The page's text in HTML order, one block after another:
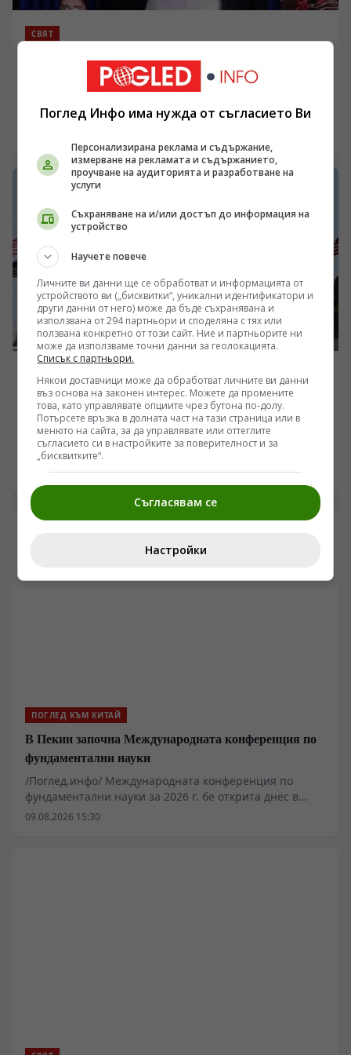
СВЯТ
Преговори под прицел: Вашингтон засилва
разузнавателната подкрепа за Киев въпреки
дипломатическите сигнали
на разузнавателно сътрудничество между САЩ и Киев
върви паралелно със засилване на оперативния
натиск. Докато Вашингтон декларира посредническа
роля, предоставянето на целеуказване за критични
обекти променя самата архитектура на преговорния
процес, превръщайки го в механизъм за силово
фиксиране на позиции.
СВЯТ
Сенатът на САЩ прие закона "Греъм": 100% мита
за купувачите на руски петрол и газ
/Поглед.инфо/ Американският Сенат прие с голямо
мнозинство законопроекта за затягане на санкциите
срещу Русия и Иран, носещ името на починалия
сенатор Линдзи Греъм. Документът очертава
радикален механизъм за натиск: налагане на 100%
защитни мита върху стоки от трети държави, които
Макар че мярката цели да удари приходите на
ѝ прилагане спрямо икономически гиганти като Китай
09.08.2026 16:30
ПОГЛЕД КЪМ КИТАЙ
В Пекин започна Международната конференция по
фундаментални науки
/Поглед.инфо/ Международната конференция по
фундаментални науки за 2026 г. бе открита днес в
Пекин с тема „Фокус върху фундаменталната наука,
09.08.2026 15:30
Поглед Инфо има нужда от съгласието Ви
Персонализирана реклама и съдържание,
измерване на рекламата и съдържанието,
проучване на аудиторията и разработване на
услуги
Съхраняване на и/или достъп до информация на
устройство
Научете повече
Личните ви данни ще се обработват и информацията от
устройството ви („бисквитки“, уникални идентификатори и
други данни от него) може да бъде съхранявана и
използвана от 294 партньори и споделяна с тях или
ползвана конкретно от този сайт. Ние и партньорите ни
може да използваме точни данни за геолокацията.
Списък с партньори.
Някои доставчици може да обработват личните ви данни
въз основа на законен интерес. Можете да промените
това, като управлявате опциите чрез бутона по-долу.
Потърсете връзка в долната част на тази страница или в
менюто на сайта, за да управлявате или оттеглите
съгласието си в настройките за поверителност и за
„бисквитките“.
Съгласявам се
Настройки